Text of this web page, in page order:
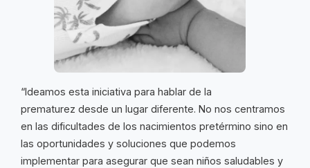
“Ideamos esta iniciativa para hablar de la
prematurez desde un lugar diferente. No nos centramos
en las dificultades de los nacimientos pretérmino sino en
las oportunidades y soluciones que podemos
implementar para asegurar que sean niños saludables y